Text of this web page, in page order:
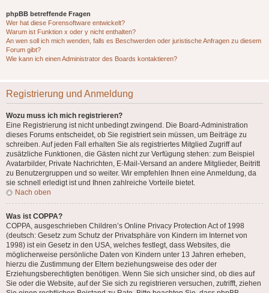
phpBB betreffende Fragen
Wer hat diese Forensoftware entwickelt?
Warum ist Funktion x oder y nicht enthalten?
An wen soll ich mich wenden, falls es Beschwerden oder juristische Anfragen zu diesem
Forum gibt?
Wie kann ich einen Administrator des Boards kontaktieren?
Registrierung und Anmeldung
Wozu muss ich mich registrieren?
Eine Registrierung ist nicht unbedingt zwingend. Die Board-Administration
dieses Forums entscheidet, ob Sie registriert sein müssen, um Beiträge zu
schreiben. Auf jeden Fall erhalten Sie als registriertes Mitglied Zugriff auf
zusätzliche Funktionen, die Gästen nicht zur Verfügung stehen: zum Beispiel
Avatarbilder, Private Nachrichten, E-Mail-Versand an andere Mitglieder, Beitritt
zu Benutzergruppen und so weiter. Wir empfehlen Ihnen eine Anmeldung, da
sie schnell erledigt ist und Ihnen zahlreiche Vorteile bietet.
Nach oben
Was ist COPPA?
COPPA, ausgeschrieben Children’s Online Privacy Protection Act of 1998
(deutsch: Gesetz zum Schutz der Privatsphäre von Kindern im Internet von
1998) ist ein Gesetz in den USA, welches festlegt, dass Websites, die
möglicherweise persönliche Daten von Kindern unter 13 Jahren erheben,
hierzu die Zustimmung der Eltern beziehungsweise des oder der
Erziehungsberechtigten benötigen. Wenn Sie sich unsicher sind, ob dies auf
Sie oder die Website, auf der Sie sich zu registrieren versuchen, zutrifft, ziehen